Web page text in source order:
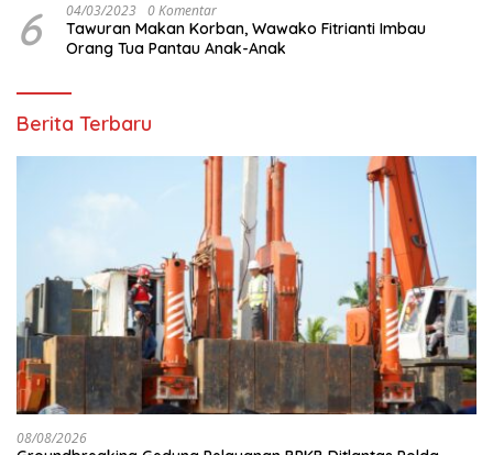
6 04/03/2023 0 Komentar
Tawuran Makan Korban, Wawako Fitrianti Imbau
Orang Tua Pantau Anak-Anak
Berita Terbaru
08/08/2026